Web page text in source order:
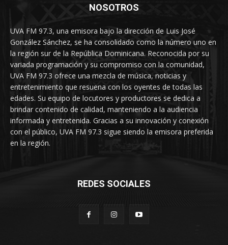
NOSOTROS
UVA FM 97.3, una emisora bajo la dirección de Luis José
González Sánchez, se ha consolidado como la número uno en
la región sur de la República Dominicana. Reconocida por su
variada programación y su compromiso con la comunidad,
UVA FM 97.3 ofrece una mezcla de música, noticias y
entretenimiento que resuena con los oyentes de todas las
edades. Su equipo de locutores y productores se dedica a
brindar contenido de calidad, manteniendo a la audiencia
informada y entretenida. Gracias a su innovación y conexión
con el público, UVA FM 97.3 sigue siendo la emisora preferida
en la región.
REDES SOCIALES